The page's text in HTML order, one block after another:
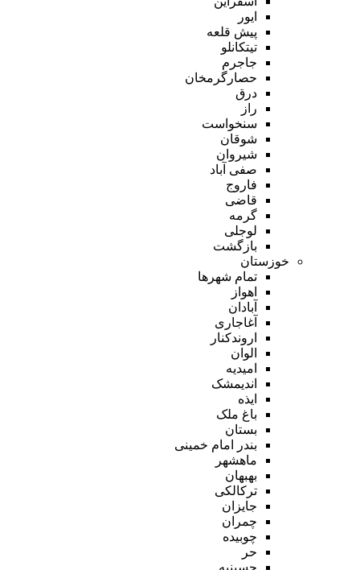
ایور
پیش قلعه
تیتکانلو
جاجرم
حصارگرمخان
درق
راز
سنخواست
شوقان
شیروان
صفی آباد
فاروج
قاضی
گرمه
لوجلی
بازگشت
خوزستان
تمام شهر‌ها
اهواز
آبادان
آغاجاری
اروندکنار
الوان
امیدیه
اندیمشک
ایذه
باغ ملک
بستان
بندر امام خمینی
ماهشهر
بهبهان
ترکالکی
جایزان
چمران
چوبیده
حر
حسینیه